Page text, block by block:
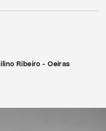
Ribeiro - Oeiras